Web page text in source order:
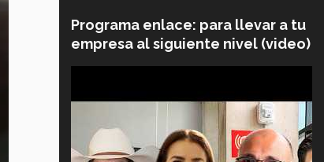
Programa enlace: para llevar a tu
empresa al siguiente nivel (video)